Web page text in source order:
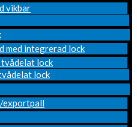
vikbar
med integrerad lock
tvådelat lock
lock
exportpall